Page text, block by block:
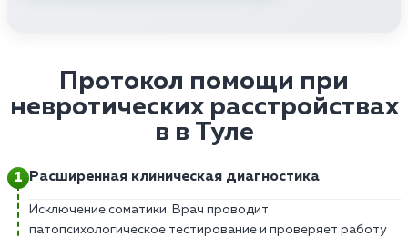
Протокол помощи при
невротических расстройствах
в в Туле
Расширенная клиническая диагностика
Исключение соматики. Врач проводит
патопсихологическое тестирование и проверяет работу